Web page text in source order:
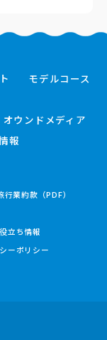
モデルコース
オウンドメディア
報
行業約款（PDF）
立ち情報
ーポリシー